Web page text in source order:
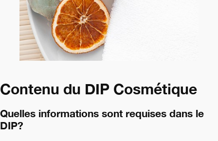
Contenu du DIP Cosmétique
Quelles informations sont requises dans le
DIP?